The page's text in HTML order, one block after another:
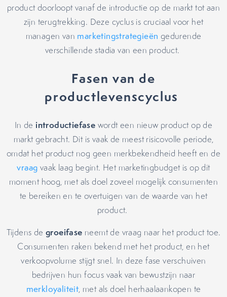
product doorloopt vanaf de introductie op de markt tot aan
zijn terugtrekking. Deze cyclus is cruciaal voor het
managen van marketingstrategieën gedurende
verschillende stadia van een product.
Fasen van de
productlevenscyclus
In de introductiefase wordt een nieuw product op de
markt gebracht. Dit is vaak de meest risicovolle periode,
omdat het product nog geen merkbekendheid heeft en de
vraag vaak laag begint. Het marketingbudget is op dit
moment hoog, met als doel zoveel mogelijk consumenten
te bereiken en te overtuigen van de waarde van het
product.
Tijdens de groeifase neemt de vraag naar het product toe.
Consumenten raken bekend met het product, en het
verkoopvolume stijgt snel. In deze fase verschuiven
bedrijven hun focus vaak van bewustzijn naar
merkloyaliteit, met als doel herhaalaankopen te